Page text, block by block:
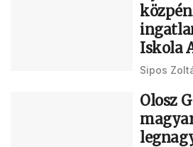
Iskola
Sipos
Olosz